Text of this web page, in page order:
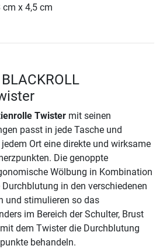
cm x 4,5 cm
Twister mit seinen
passt in jede Tasche und
Ort eine direkte und wirksame
Die genoppte
Wölbung in Kombination
in den verschiedenen
und stimulieren so das
im Bereich der Schulter, Brust
dem Twister die Durchblutung
behandeln.